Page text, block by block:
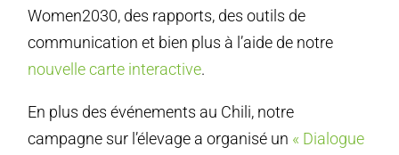
Women2030, des rapports, des outils de
communication et bien plus à l’aide de notre
nouvelle carte interactive.
En plus des événements au Chili, notre
campagne sur l’élevage a organisé un « Dialogue